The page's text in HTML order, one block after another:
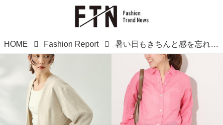
HOME Fashion Report 暑い日もきちんと感を忘れずに。大人の夏を彩る【洗練羽織もの】